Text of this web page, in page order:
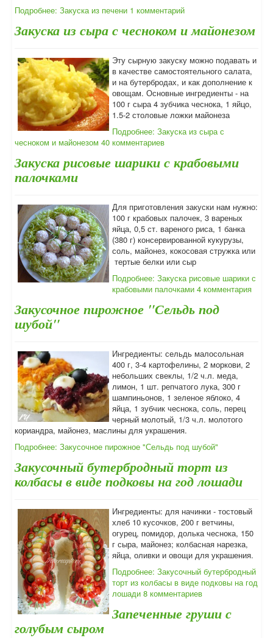
Подробнее: Закуска из печени 1 комментарий
Закуска из сыра с чесноком и майонезом
Эту сырную закуску можно подавать и
в качестве самостоятельного салата,
и на бутербродах, и как дополнение к
овощам. Основные ингредиенты - на
100 г сыра 4 зубчика чеснока, 1 яйцо,
1.5-2 столовые ложки майонеза
Подробнее: Закуска из сыра с
чесноком и майонезом 40 комментариев
Закуска рисовые шарики с крабовыми
палочками
Для приготовления закуски нам нужно:
100 г крабовых палочек, 3 вареных
яйца, 0,5 ст. вареного риса, 1 банка
(380 г) консервированной кукурузы,
соль, майонез, кокосовая стружка или
тертые белки или сыр
Подробнее: Закуска рисовые шарики с
крабовыми палочками 4 комментария
Закусочное пирожное "Сельдь под
шубой"
Ингредиенты: сельдь малосольная
400 г, 3-4 картофелины, 2 моркови, 2
небольших свеклы, 1/2 ч.л. меда,
лимон, 1 шт. репчатого лука, 300 г
шампиньонов, 1 зеленое яблоко, 4
яйца, 1 зубчик чеснока, соль, перец
черный молотый, 1/3 ч.л. молотого
кориандра, майонез, маслины для украшения.
Подробнее: Закусочное пирожное "Сельдь под шубой"
Закусочный бутербродный торт из
колбасы в виде подковы на год лошади
Ингредиенты: для начинки - тостовый
хлеб 10 кусочков, 200 г ветчины,
огурец, помидор, долька чеснока, 150
г сыра, майонез; колбасная нарезка,
яйца, оливки и овощи для украшения.
Подробнее: Закусочный бутербродный
торт из колбасы в виде подковы на год
лошади 8 комментариев
Запеченные груши с
голубым сыром